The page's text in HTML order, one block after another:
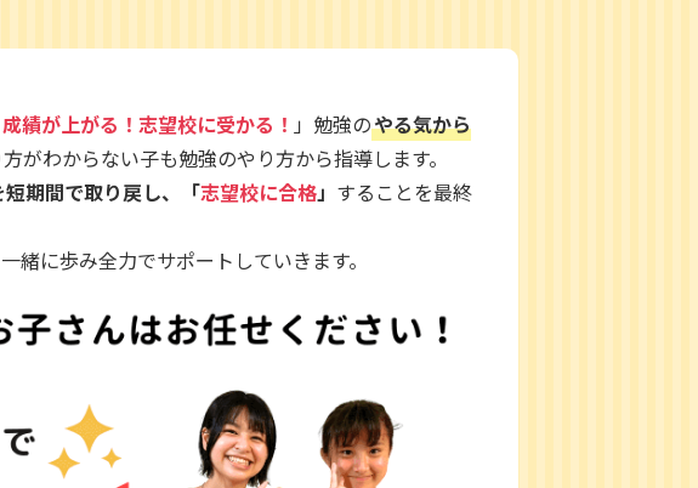
績が上がる！志望校に受かる！ 」勉強のやる気から
がわからない子も勉強のやり方から指導します。
短期間で取り戻し、「志望校に合格」 することを最終
緒に歩み全力でサポートしていきます。